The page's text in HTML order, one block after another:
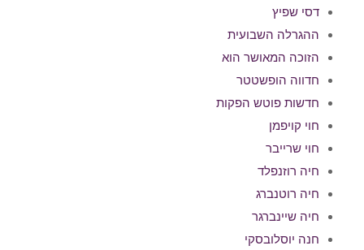
דסי שפיץ
ההגרלה השבועית
הזוכה המאושר הוא
חדווה הופשטטר
חדשות פוטש הפקות
חוי קויפמן
חוי שרייבר
חיה רוזנפלד
חיה רוטנברג
חיה שיינברגר
חנה יוסלובסקי